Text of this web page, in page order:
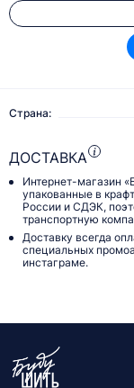
Страна:
ДОСТАВКА
Интернет-магазин
упакованные в
России и СДЭК,
транспортную
Доставку всегда
специальных
инстаграме.